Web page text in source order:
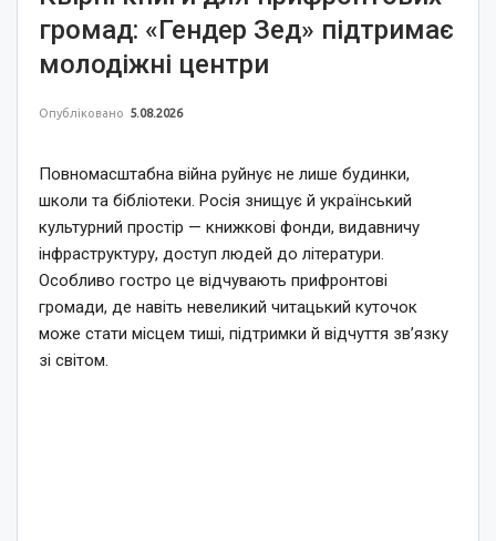
громад: «Гендер Зед» підтримає
молодіжні центри
Опубліковано 5.08.2026
Повномасштабна війна руйнує не лише будинки,
школи та бібліотеки. Росія знищує й український
культурний простір — книжкові фонди, видавничу
інфраструктуру, доступ людей до літератури.
Особливо гостро це відчувають прифронтові
громади, де навіть невеликий читацький куточок
може стати місцем тиші, підтримки й відчуття зв’язку
зі світом.